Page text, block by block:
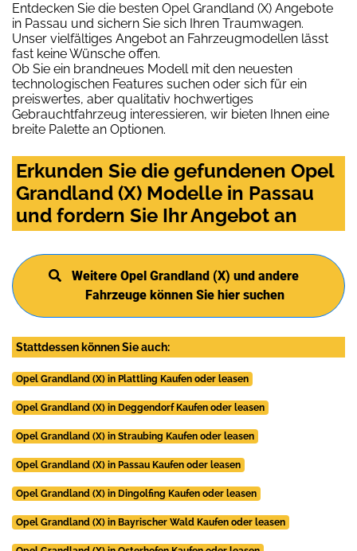
Entdecken Sie die besten Opel Grandland (X) Angebote
in Passau und sichern Sie sich Ihren Traumwagen.
Unser vielfältiges Angebot an Fahrzeugmodellen lässt
fast keine Wünsche offen.
Ob Sie ein brandneues Modell mit den neuesten
technologischen Features suchen oder sich für ein
preiswertes, aber qualitativ hochwertiges
Gebrauchtfahrzeug interessieren, wir bieten Ihnen eine
breite Palette an Optionen.
Erkunden Sie die gefundenen Opel
Grandland (X) Modelle in Passau
und fordern Sie Ihr Angebot an
Weitere Opel Grandland (X) und andere
Fahrzeuge können Sie hier suchen
Stattdessen können Sie auch:
Opel Grandland (X) in Plattling Kaufen oder leasen
Opel Grandland (X) in Deggendorf Kaufen oder leasen
Opel Grandland (X) in Straubing Kaufen oder leasen
Opel Grandland (X) in Passau Kaufen oder leasen
Opel Grandland (X) in Dingolfing Kaufen oder leasen
Opel Grandland (X) in Bayrischer Wald Kaufen oder leasen